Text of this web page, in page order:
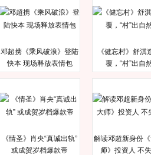
邓超携《乘风破浪》登陆
快本 现场释放表情包
《健忘村》舒淇
覆，“村”出自
《情圣》肖央“真诚出轨”
或成贺岁档爆款帝
解读邓超新身份
师》投资人 不